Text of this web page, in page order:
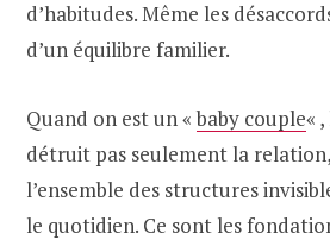
d’habitudes. Même les
d’un équilibre familier.
Quand on est un «baby couple«
détruit pas seulement la
l’ensemble des structures
le quotidien. Ce sont les